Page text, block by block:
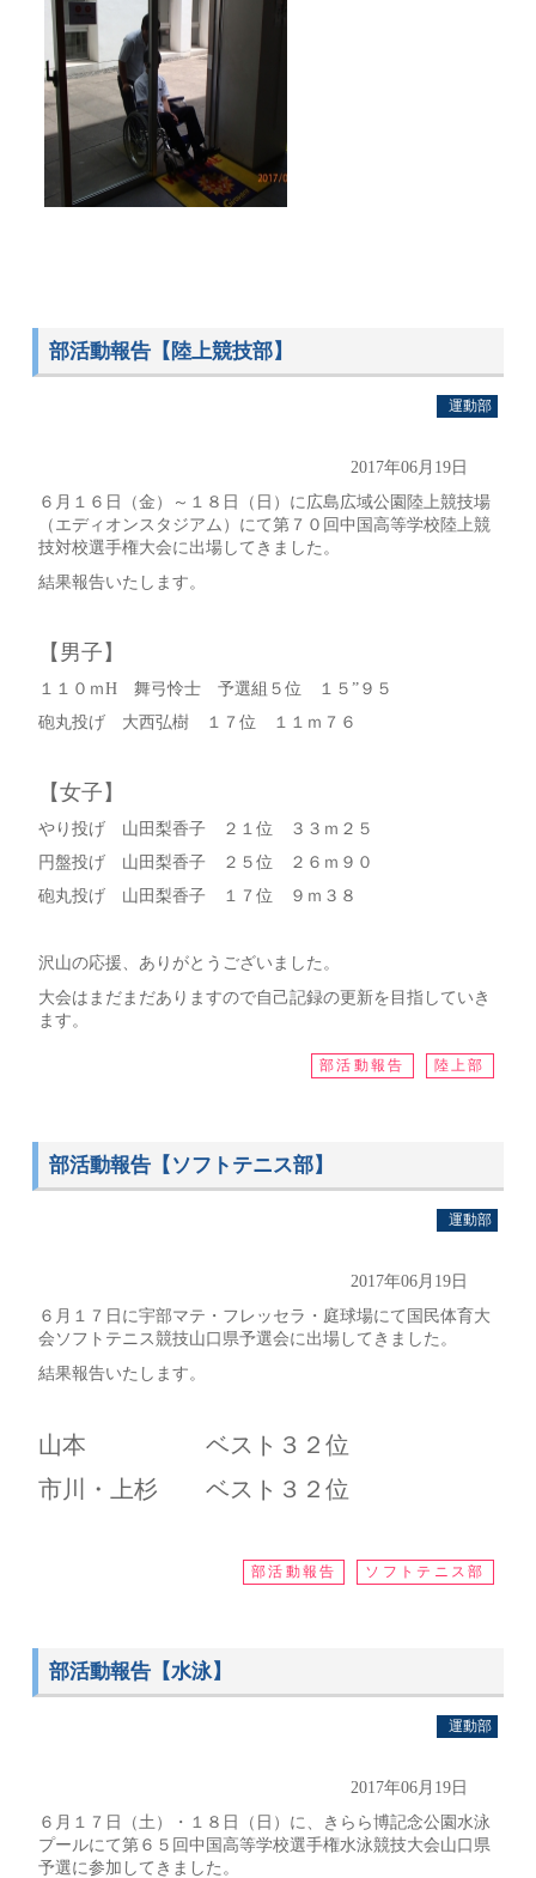
部活動報告【陸上競技部】
運動部
2017年06月19日
６月１６日（金）～１８日（日）に広島広域公園陸上競技場
（エディオンスタジアム）にて第７０回中国高等学校陸上競
技対校選手権大会に出場してきました。
結果報告いたします。
【男子】
１１０ｍH 舞弓怜士 予選組５位 １５”９５
砲丸投げ 大西弘樹 １７位 １１ｍ７６
【女子】
やり投げ 山田梨香子 ２１位 ３３ｍ２５
円盤投げ 山田梨香子 ２５位 ２６ｍ９０
砲丸投げ 山田梨香子 １７位 ９ｍ３８
沢山の応援、ありがとうございました。
大会はまだまだありますので自己記録の更新を目指していき
ます。
部活動報告 陸上部
部活動報告【ソフトテニス部】
運動部
2017年06月19日
６月１７日に宇部マテ・フレッセラ・庭球場にて国民体育大
会ソフトテニス競技山口県予選会に出場してきました。
結果報告いたします。
山本 ベスト３２位
市川・上杉 ベスト３２位
部活動報告 ソフトテニス部
部活動報告【水泳】
運動部
2017年06月19日
６月１７日（土）・１８日（日）に、きらら博記念公園水泳
プールにて第６５回中国高等学校選手権水泳競技大会山口県
予選に参加してきました。